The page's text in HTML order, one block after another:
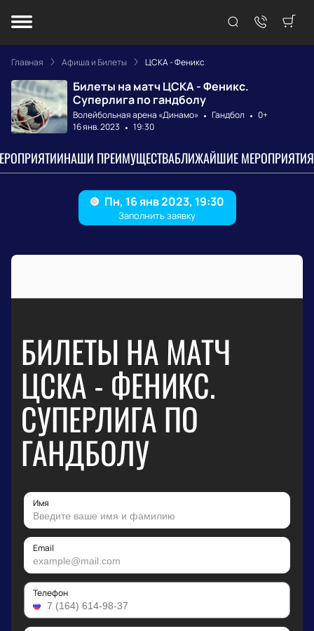
Главная Афиша и Билеты ЦСКА - Феникс
Билеты на матч ЦСКА - Феникс.
Суперлига по гандболу
Волейбольная арена «Динамо» Гандбол
0+
16 янв. 2023
19:30
НАШИ ПРЕИМУЩЕСТВАБЛИЖАЙШИЕ МЕРОПРИЯТИЯ
БИЛЕТЫ НА МАТЧ
ЦСКА - ФЕНИКС.
СУПЕРЛИГА ПО
ГАНДБОЛУ
Имя
Email
Телефон